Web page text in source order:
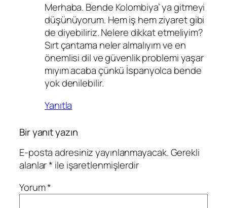
Merhaba. Bende Kolombiya’ ya gitmeyi
düşünüyorum. Hem iş hem ziyaret gibi
de diyebiliriz. Nelere dikkat etmeliyim?
Sırt çantama neler almalıyım ve en
önemlisi dil ve güvenlik problemi yaşar
mıyım acaba çünkü İspanyolca bende
yok denilebilir.
Yanıtla
Bir yanıt yazın
E-posta adresiniz yayınlanmayacak.Gerekli
alanlar* ile işaretlenmişlerdir
Yorum*